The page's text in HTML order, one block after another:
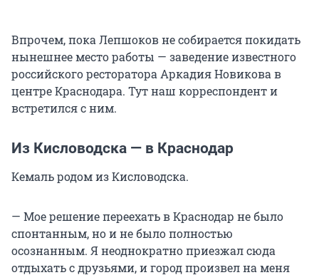
Впрочем, пока Лепшоков не собирается покидать
нынешнее место работы — заведение известного
российского ресторатора Аркадия Новикова в
центре Краснодара. Тут наш корреспондент и
встретился с ним.
Из Кисловодска — в Краснодар
Кемаль родом из Кисловодска.
— Мое решение переехать в Краснодар не было
спонтанным, но и не было полностью
осознанным. Я неоднократно приезжал сюда
отдыхать с друзьями, и город произвел на меня